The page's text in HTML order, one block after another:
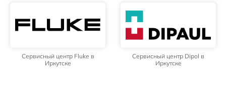
Сервисный центр Fluke в
Иркутске
Сервисный центр Dipol в
Иркутске